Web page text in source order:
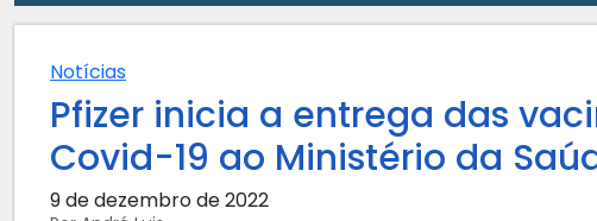
Notícias
Pfizer inicia a entrega das
Covid-19 ao Ministério da
9 de dezembro de 2022